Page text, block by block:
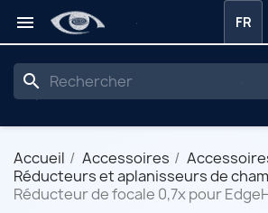
 FR
search
Accueil Accessoires
Réducteurs et aplanisseurs de
Réducteur de focale 0,7x pour